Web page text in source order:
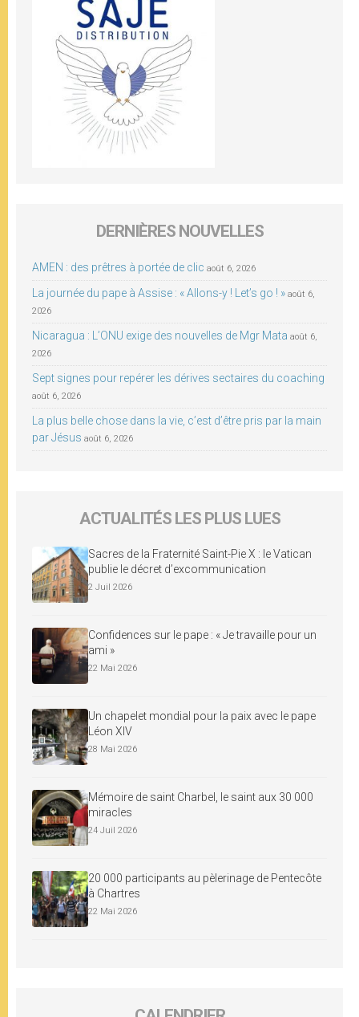
DERNIÈRES NOUVELLES
AMEN : des prêtres à portée de clic août 6, 2026
La journée du pape à Assise : « Allons-y ! Let’s go ! » août 6,
2026
Nicaragua : L’ONU exige des nouvelles de Mgr Mata août 6,
2026
Sept signes pour repérer les dérives sectaires du coaching
août 6, 2026
La plus belle chose dans la vie, c’est d’être pris par la main
par Jésus août 6, 2026
ACTUALITÉS LES PLUS LUES
Sacres de la Fraternité Saint-Pie X : le Vatican
publie le décret d’excommunication
2 Juil 2026
Confidences sur le pape : « Je travaille pour un
ami »
22 Mai 2026
Un chapelet mondial pour la paix avec le pape
Léon XIV
28 Mai 2026
Mémoire de saint Charbel, le saint aux 30 000
miracles
24 Juil 2026
20 000 participants au pèlerinage de Pentecôte
à Chartres
22 Mai 2026